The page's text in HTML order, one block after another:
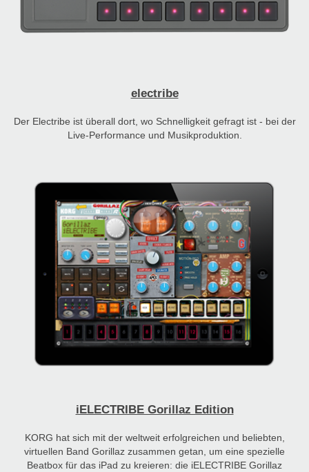
electribe
Der Electribe ist überall dort, wo Schnelligkeit gefragt ist - bei der
Live-Performance und Musikproduktion.
iELECTRIBE Gorillaz Edition
KORG hat sich mit der weltweit erfolgreichen und beliebten,
virtuellen Band Gorillaz zusammen getan, um eine spezielle
Beatbox für das iPad zu kreieren: die iELECTRIBE Gorillaz